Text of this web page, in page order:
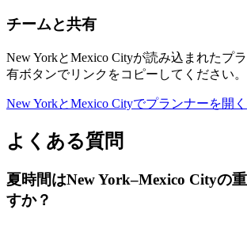
チームと共有
New YorkとMexico Cityが読み込まれたプ
有ボタンでリンクをコピーしてください。
New YorkとMexico Cityでプランナーを開
よくある質問
夏時間はNew York–Mexico Cityの
すか？